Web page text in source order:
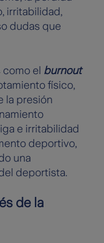
irritabilidad,
dudas que
como el burnout
físico,
la presión
e irritabilidad
deportivo,
una
deportista.
de la